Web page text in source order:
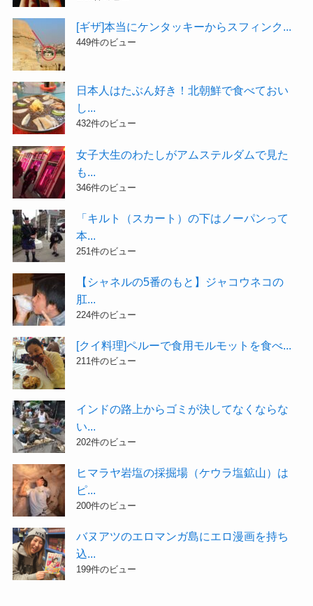
[ギザ]本当にケンタッキーからスフィンク...
449件のビュー
日本人はたぶん好き！北朝鮮で食べておい
し...
432件のビュー
女子大生のわたしがアムステルダムで見た
も...
346件のビュー
「キルト（スカート）の下はノーパンって
本...
251件のビュー
【シャネルの5番のもと】ジャコウネコの
肛...
224件のビュー
[クイ料理]ペルーで食用モルモットを食べ...
211件のビュー
インドの路上からゴミが決してなくならな
い...
202件のビュー
ヒマラヤ岩塩の採掘場（ケウラ塩鉱山）は
ピ...
200件のビュー
バヌアツのエロマンガ島にエロ漫画を持ち
込...
199件のビュー